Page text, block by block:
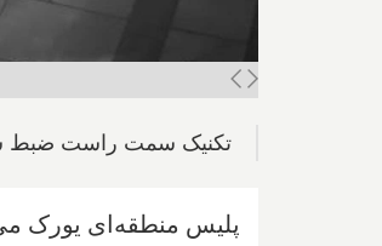
تکنیک سمت راست ضبط
پلیس منطقه‌ای یورک